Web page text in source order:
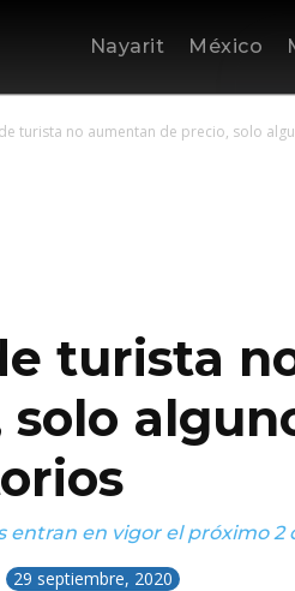
Nayarit México
turista no aumentan de precio, solo
turista
solo
entran en vigor el próximo 2
29 septiembre, 2020